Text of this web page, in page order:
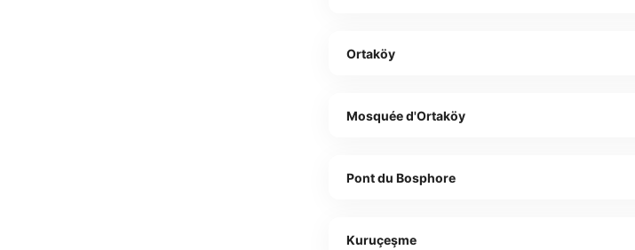
Ortaköy
Mosquée d'Ortaköy
Pont du Bosphore
Kuruçeşme